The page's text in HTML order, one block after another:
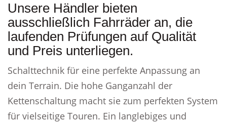
Unsere Händler bieten
ausschließlich Fahrräder an, die
laufenden Prüfungen auf Qualität
und Preis unterliegen.
Schalttechnik für eine perfekte Anpassung an
dein Terrain. Die hohe Ganganzahl der
Kettenschaltung macht sie zum perfekten System
für vielseitige Touren. Ein langlebiges und